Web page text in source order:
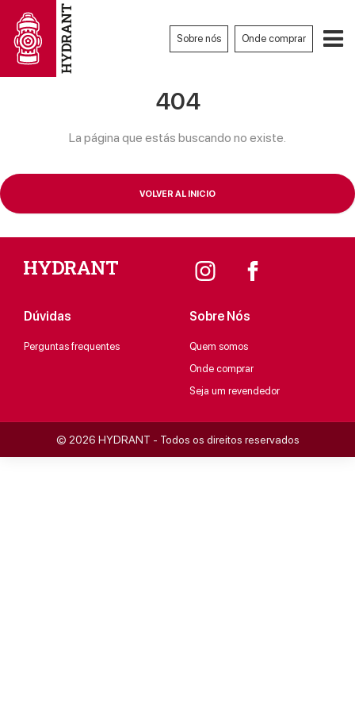
Sobre nós Onde comprar
404
La página que estás buscando no existe.
VOLVER AL INICIO
Dúvidas
Perguntas frequentes
Sobre Nós
Quem somos
Onde comprar
Seja um revendedor
© 2026 HYDRANT - Todos os direitos reservados